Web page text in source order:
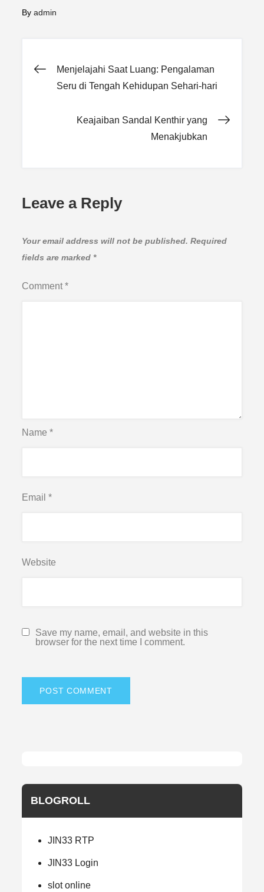
Byadmin
Post
Menjelajahi Saat Luang: Pengalaman
Seru di Tengah Kehidupan Sehari-hari
Keajaiban Sandal Kenthir yang
Menakjubkan
Leave a Reply
Your email address will not be published. Required
fields are marked *
Comment*
Name*
Email*
Website
Save my name, email, and website in this
browser for the next time I comment.
BLOGROLL
JIN33 RTP
JIN33 Login
slot online